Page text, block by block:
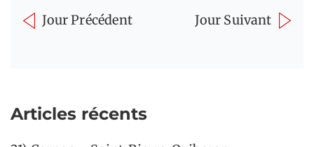
Jour Précédent Jour Suivant
Articles récents